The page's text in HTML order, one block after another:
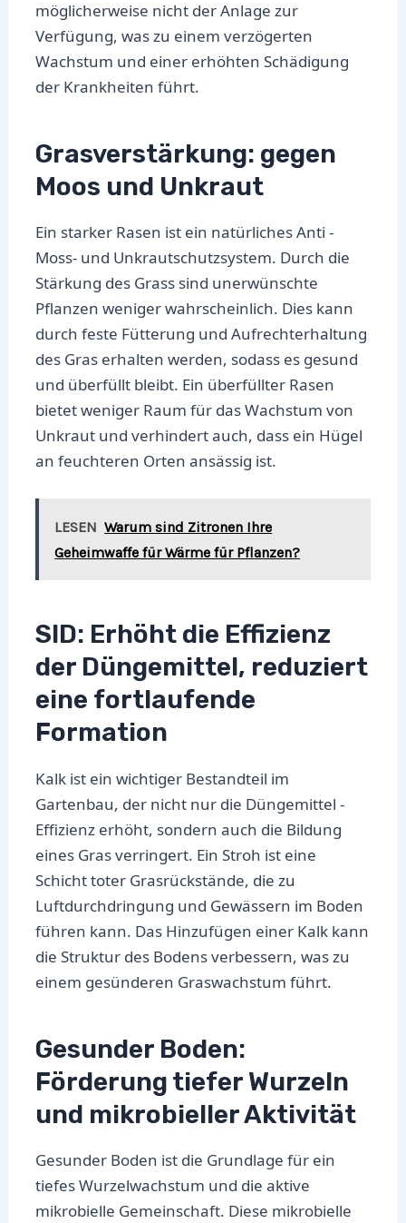
möglicherweise nicht der Anlage zur
Verfügung, was zu einem verzögerten
Wachstum und einer erhöhten Schädigung
der Krankheiten führt.
Grasverstärkung: gegen
Moos und Unkraut
Ein starker Rasen ist ein natürliches Anti -
Moss- und Unkrautschutzsystem. Durch die
Stärkung des Grass sind unerwünschte
Pflanzen weniger wahrscheinlich. Dies kann
durch feste Fütterung und Aufrechterhaltung
des Gras erhalten werden, sodass es gesund
und überfüllt bleibt. Ein überfüllter Rasen
bietet weniger Raum für das Wachstum von
Unkraut und verhindert auch, dass ein Hügel
an feuchteren Orten ansässig ist.
LESEN Warum sind Zitronen Ihre
Geheimwaffe für Wärme für Pflanzen?
SID: Erhöht die Effizienz
der Düngemittel, reduziert
eine fortlaufende
Formation
Kalk ist ein wichtiger Bestandteil im
Gartenbau, der nicht nur die Düngemittel -
Effizienz erhöht, sondern auch die Bildung
eines Gras verringert. Ein Stroh ist eine
Schicht toter Grasrückstände, die zu
Luftdurchdringung und Gewässern im Boden
führen kann. Das Hinzufügen einer Kalk kann
die Struktur des Bodens verbessern, was zu
einem gesünderen Graswachstum führt.
Gesunder Boden:
Förderung tiefer Wurzeln
und mikrobieller Aktivität
Gesunder Boden ist die Grundlage für ein
tiefes Wurzelwachstum und die aktive
mikrobielle Gemeinschaft. Diese mikrobielle